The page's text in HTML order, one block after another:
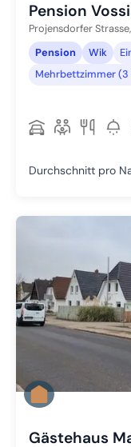
Pension
Projensdorfer Strasse,
Pension
Wik
Mehrbettzimmer (3
Durchschnitt pro
Gästehaus